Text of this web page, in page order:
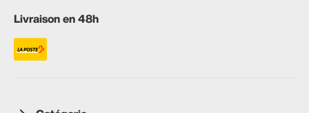
Livraison en 48h